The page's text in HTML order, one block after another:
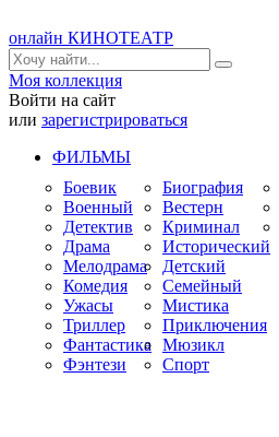
онлайн КИНОТЕАТР
Моя коллекция
Войти на сайт
или зарегистрироваться
ФИЛЬМЫ
Боевик
Военный
Детектив
Драма
Мелодрама
Комедия
Ужасы
Триллер
Фантастика
Фэнтези
Биография
Вестерн
Криминал
Исторический
Детский
Семейный
Мистика
Приключения
Мюзикл
Спорт